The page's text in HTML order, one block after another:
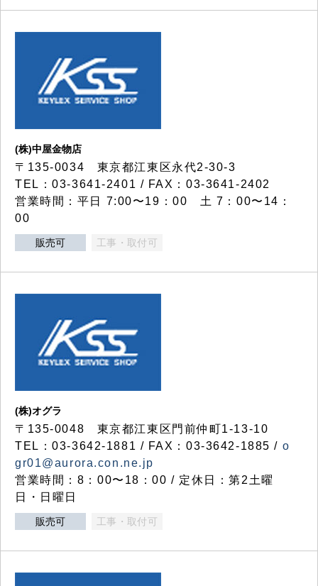
(株)中屋金物店
〒135-0034 東京都江東区永代2-30-3
TEL：03-3641-2401 / FAX：03-3641-2402
営業時間：平日 7:00〜19：00 土 7：00〜14：
00
販売可 工事・取付可
(株)オグラ
〒135-0048 東京都江東区門前仲町1-13-10
TEL：03-3642-1881 / FAX：03-3642-1885 / o
gr01@aurora.con.ne.jp
営業時間：8：00〜18：00 / 定休日：第2土曜
日・日曜日
販売可 工事・取付可